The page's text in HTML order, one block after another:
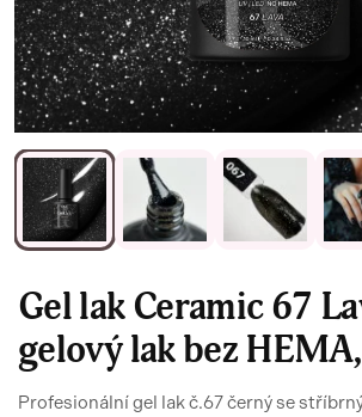
Gel lak Ceramic 67
gelový lak bez
Profesionální gel lak č.67 černý se